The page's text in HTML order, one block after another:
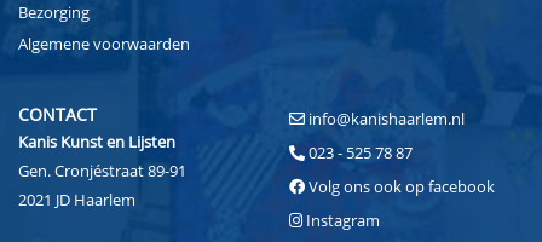
Bezorging
Algemene voorwaarden
CONTACT
Kanis Kunst en Lijsten
Gen. Cronjéstraat 89-91
2021 JD Haarlem
info@kanishaarlem.nl
023 - 525 78 87
Volg ons ook op facebook
Instagram